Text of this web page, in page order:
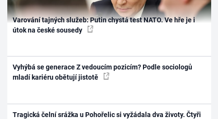
Varování tajných služeb: Putin chystá test NATO. Ve hře je i
útok na české sousedy
Vyhýbá se generace Z vedoucím pozicím? Podle sociologů
mladí kariéru obětují jistotě
Tragická čelní srážka u Pohořelic si vyžádala dva životy. Čtyři